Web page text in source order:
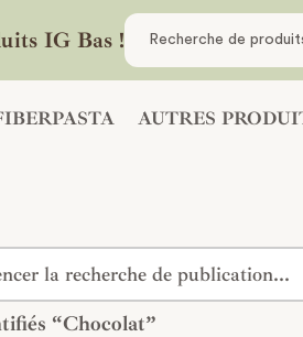
IG Bas !
AUTRES
“Chocolat”